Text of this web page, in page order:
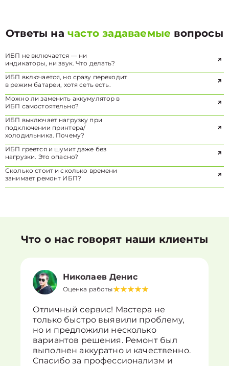
Ответы начасто задаваемые вопросы
ИБП не включается — ни
индикаторы, ни звук. Что делать?
ИБП включается, но сразу переходит
в режим батареи, хотя сеть есть.
Можно ли заменить аккумулятор в
ИБП самостоятельно?
ИБП выключает нагрузку при
подключении принтера/
холодильника. Почему?
ИБП греется и шумит даже без
нагрузки. Это опасно?
Сколько стоит и сколько времени
занимает ремонт ИБП?
Что о нас говорят наши клиенты
Николаев Денис
Оценка работы
Отличный сервис! Мастера не
только быстро выявили проблему,
но и предложили несколько
вариантов решения. Ремонт был
выполнен аккуратно и качественно.
Спасибо за профессионализм и